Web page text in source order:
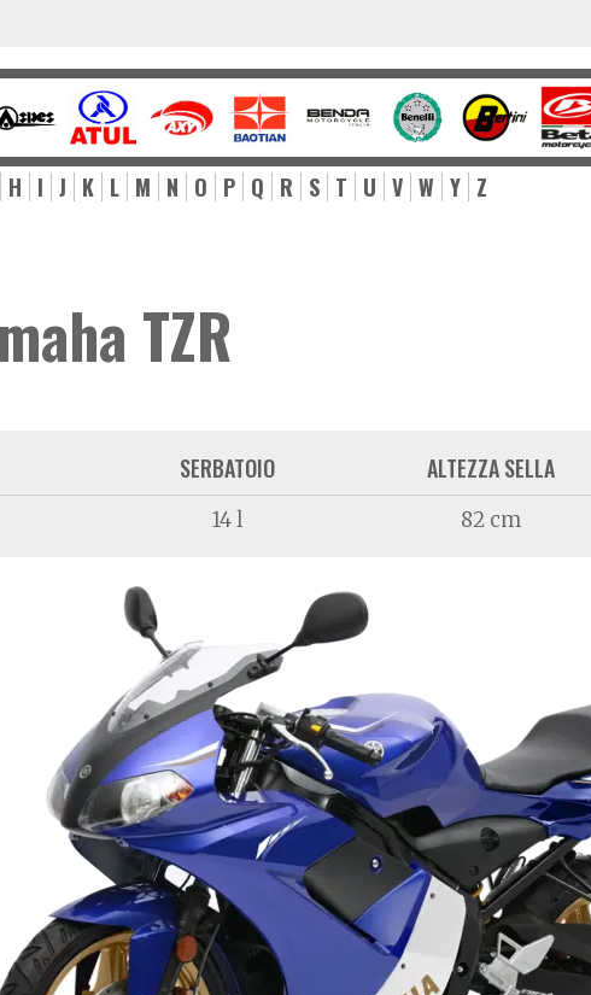
H I J K L M N O P Q R S T U V W Y Z
TZR
SERBATOIO
14 l
ALTEZZA SELLA
82 cm